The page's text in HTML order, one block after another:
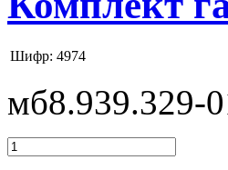
Шифр: 4974
мб8.939.329-